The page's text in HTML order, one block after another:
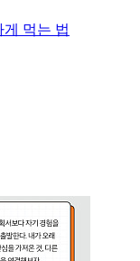
먹는 법